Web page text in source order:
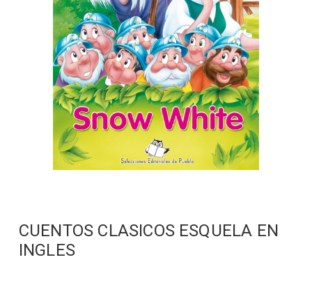
CUENTOS CLASICOS ESQUELA EN
INGLES